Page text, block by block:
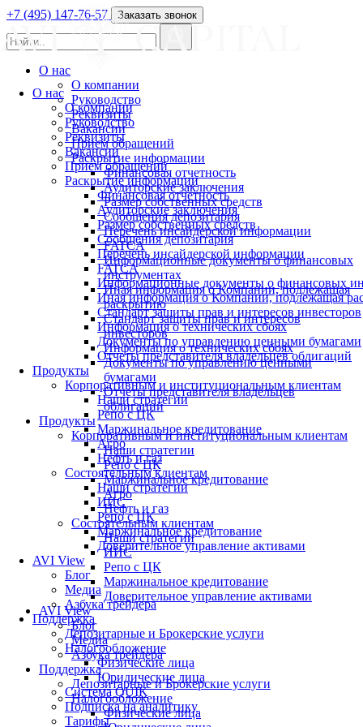
О нас
О компании
Руководство
Реквизиты
Вакансии
Прием обращений
Раскрытие информации
Финансовая отчетность
Аудиторские заключения
Размер собственных средств
Сообщения депозитария
Перечень инсайдерской информации
FATCA
Информационные документы о финансовых
Иная информация о Компании, подлежащая
Стандарт защиты прав и интересов инвесторов
Информация о технических сбоях
Документы по управлению ценными бумагами
Отчеты представителя владельцев облигаций
Продукты
Корпоративным и институциональным клиентам
Наши стратегии
Репо с ЦК
Маржинальное кредитование
Агро
Нефть и газ
Состоятельным клиентам
Наши стратегии
ИИС
Репо с ЦК
Маржинальное кредитование
Доверительное управление активами
AVI View
Блог
Медиа
Азбука трейдера
Поддержка
Депозитарные и Брокерские услуги
Налогообложение
Физические лица
Юридические лица
Система QUIK
Подписка на аналитику
Тарифы
+7 (495) 147-76-57 Заказать звонок
О нас
О компании
Руководство
Реквизиты
Вакансии
Прием обращений
Раскрытие информации
Финансовая отчетность
Аудиторские заключения
Размер собственных средств
Сообщения депозитария
Перечень инсайдерской информации
FATCA
Информационные документы о финансовых
инструментах
Иная информация о Компании, подлежащая
раскрытию
Стандарт защиты прав и интересов
инвесторов
Информация о технических сбоях
Документы по управлению ценными
бумагами
Отчеты представителя владельцев
облигаций
Продукты
Корпоративным и институциональным клиентам
Наши стратегии
Репо с ЦК
Маржинальное кредитование
Агро
Нефть и газ
Состоятельным клиентам
Наши стратегии
ИИС
Репо с ЦК
Маржинальное кредитование
Доверительное управление активами
AVI View
Блог
Медиа
Азбука трейдера
Поддержка
Депозитарные и Брокерские услуги
Налогообложение
Физические лица